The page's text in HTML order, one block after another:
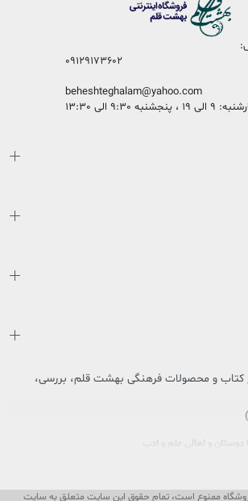
09129173602
beheshteghalam@yahoo.com
9:30 الی 13:30
کتاب و محصولات فرهنگی بهشت قلم، بررسی،
و اهالی علم و ادب
ممنوع است، تمام حقوق این سایت متعلق به سایت